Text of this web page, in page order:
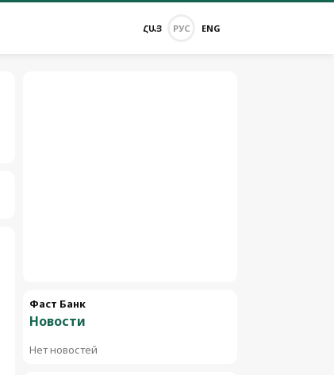
ՀԱՅ РУС ENG
Фаст Банк
Новости
Нет новостей